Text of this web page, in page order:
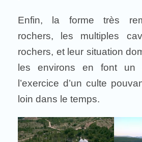
Enfin, la forme très
rochers, les multiples
rochers, et leur situation
les environs en font un
l’exercice d’un culte
loin dans le temps.